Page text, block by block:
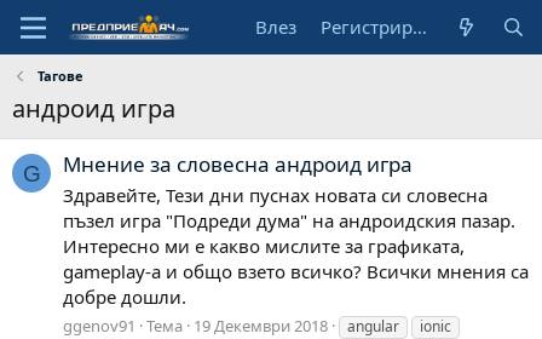
Влез Регистрирай се
Тагове
андроид игра
G Мнение за словесна андроид игра
Здравейте, Тези дни пуснах новата си словесна
пъзел игра "Подреди дума" на андроидския пазар.
Интересно ми е какво мислите за графиката,
gameplay-а и общо взето всичко? Всички мнения са
добре дошли.
ggenov91 Тема 19 Декември 2018 angular
ionic